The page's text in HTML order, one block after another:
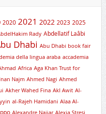
2020 2021 2022 2023 2025
Rady Abdellatif Laâbi
Dhabi Abu Dhabi book fair
della lingua araba accademia
Africa Aga Khan Trust for
Najm Ahmed Nagi Ahmed
Akher Wahed Fina Akl Awit Al-
al-Rajeh Hamidani Alaa Al-
Alexandre Najjar Alexia Stresi